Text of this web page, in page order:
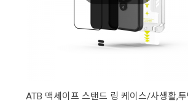
ATB 맥세이프 스탠드 링 케이스/사생활,투